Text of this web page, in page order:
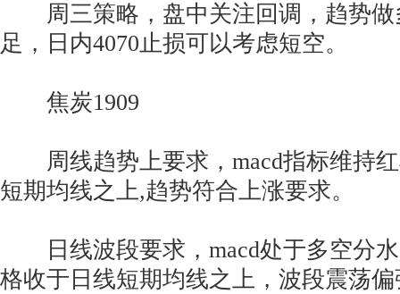
周三策略，盘中关注回调，趋势做
足，日内4070止损可以考虑短空。
焦炭1909
周线趋势上要求，macd指标维持红
短期均线之上,趋势符合上涨要求。
日线波段要求，macd处于多空分水
格收于日线短期均线之上，波段震荡